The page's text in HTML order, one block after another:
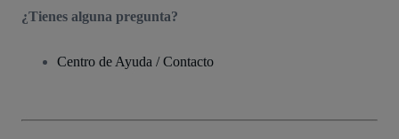
¿Tienes alguna pregunta?
Centro de Ayuda / Contacto